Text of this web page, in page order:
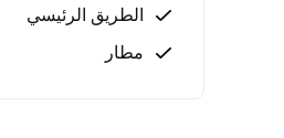
الطريق الرئيسي
مطار